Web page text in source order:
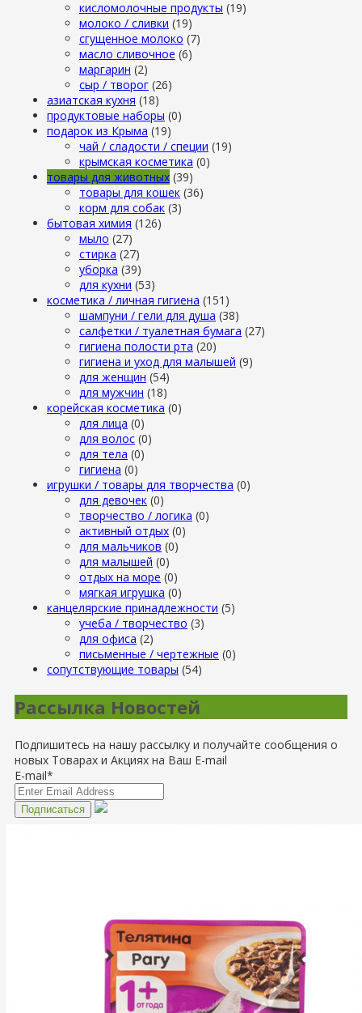
кисломолочные продукты (19)
молоко / сливки (19)
сгущенное молоко (7)
масло сливочное (6)
маргарин (2)
сыр / творог (26)
азиатская кухня (18)
продуктовые наборы (0)
подарок из Крыма (19)
чай / сладости / специи (19)
крымская косметика (0)
товары для животных (39)
товары для кошек (36)
корм для собак (3)
бытовая химия (126)
мыло (27)
стирка (27)
уборка (39)
для кухни (53)
косметика / личная гигиена (151)
шампуни / гели для душа (38)
салфетки / туалетная бумага (27)
гигиена полости рта (20)
гигиена и уход для малышей (9)
для женщин (54)
для мужчин (18)
корейская косметика (0)
для лица (0)
для волос (0)
для тела (0)
гигиена (0)
игрушки / товары для творчества (0)
для девочек (0)
творчество / логика (0)
активный отдых (0)
для мальчиков (0)
для малышей (0)
отдых на море (0)
мягкая игрушка (0)
канцелярские принадлежности (5)
учеба / творчество (3)
для офиса (2)
письменные / чертежные (0)
сопутствующие товары (54)
Рассылка Новостей
Подпишитесь на нашу рассылку и получайте сообщения о
новых Товарах и Акциях на Ваш E-mail
E-mail*